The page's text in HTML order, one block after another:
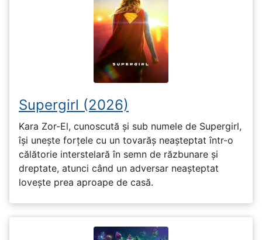
Supergirl (2026)
Kara Zor-El, cunoscută și sub numele de Supergirl,
își unește forțele cu un tovarăș neașteptat într-o
călătorie interstelară în semn de răzbunare și
dreptate, atunci când un adversar neașteptat
lovește prea aproape de casă.